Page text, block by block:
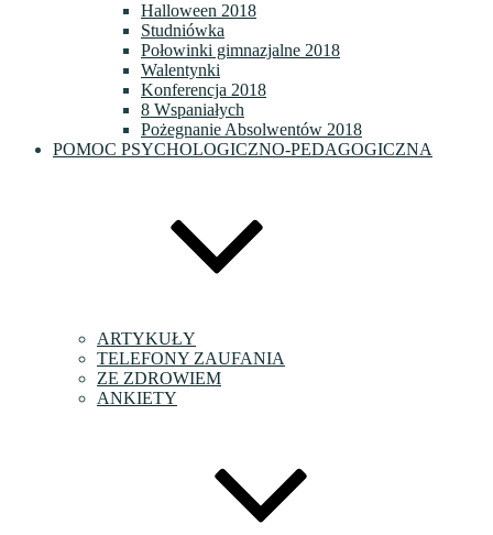
Halloween 2018
Studniówka
Połowinki gimnazjalne 2018
Walentynki
Konferencja 2018
8 Wspaniałych
Pożegnanie Absolwentów 2018
POMOC PSYCHOLOGICZNO-PEDAGOGICZNA
ARTYKUŁY
TELEFONY ZAUFANIA
ZE ZDROWIEM
ANKIETY